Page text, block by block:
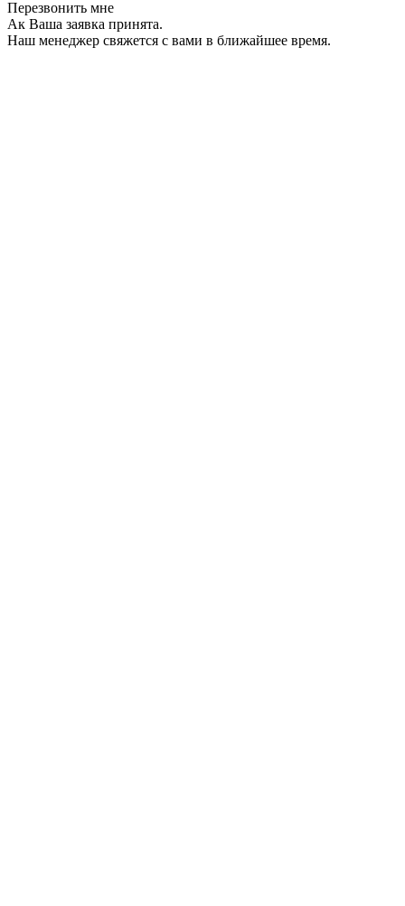
Перезвонить мне
Ак Ваша заявка принята.
Наш менеджер свяжется с вами в ближайшее время.